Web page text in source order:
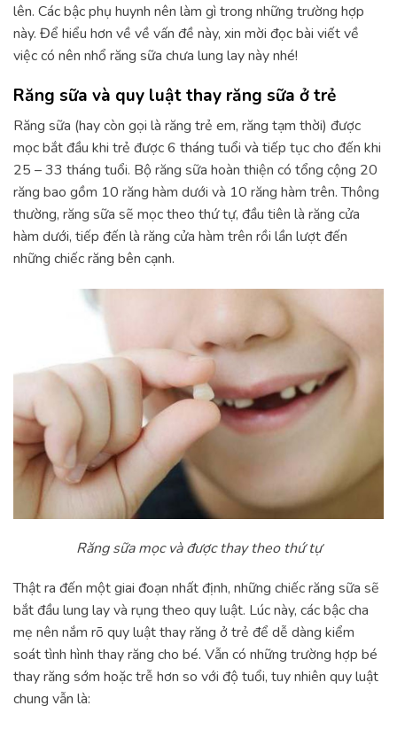
lên. Các bậc phụ huynh nên làm gì trong những trường hợp
này. Để hiểu hơn về về vấn đề này, xin mời đọc bài viết về
việc có nên nhổ răng sữa chưa lung lay này nhé!
Răng sữa và quy luật thay răng sữa ở trẻ
Răng sữa (hay còn gọi là răng trẻ em, răng tạm thời) được
mọc bắt đầu khi trẻ được 6 tháng tuổi và tiếp tục cho đến khi
25 – 33 tháng tuổi. Bộ răng sữa hoàn thiện có tổng cộng 20
răng bao gồm 10 răng hàm dưới và 10 răng hàm trên. Thông
thường, răng sữa sẽ mọc theo thứ tự, đầu tiên là răng cửa
hàm dưới, tiếp đến là răng cửa hàm trên rồi lần lượt đến
những chiếc răng bên cạnh.
Răng sữa mọc và được thay theo thứ tự
Thật ra đến một giai đoạn nhất định, những chiếc răng sữa sẽ
bắt đầu lung lay và rụng theo quy luật. Lúc này, các bậc cha
mẹ nên nắm rõ quy luật thay răng ở trẻ để dễ dàng kiểm
soát tình hình thay răng cho bé. Vẫn có những trường hợp bé
thay răng sớm hoặc trễ hơn so với độ tuổi, tuy nhiên quy luật
chung vẫn là: